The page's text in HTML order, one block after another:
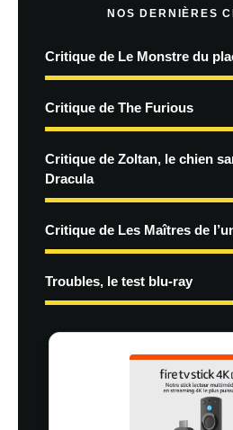
NOS DERNIÈRES
Critique de Le Monstre du
Critique de The Furious
Critique de Zoltan, le chien
Dracula
Critique de Les Maîtres de
Troubles, le test blu-ray